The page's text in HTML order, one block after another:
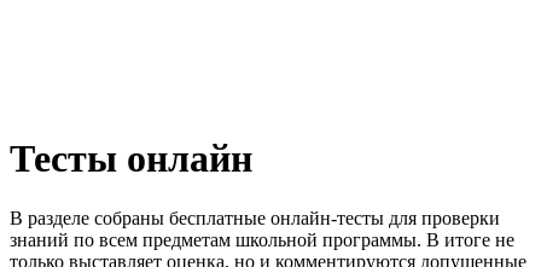
Тесты онлайн
В разделе собраны бесплатные онлайн-тесты для проверки
знаний по всем предметам школьной программы. В итоге не
только выставляет оценка, но и комментируются допущенные